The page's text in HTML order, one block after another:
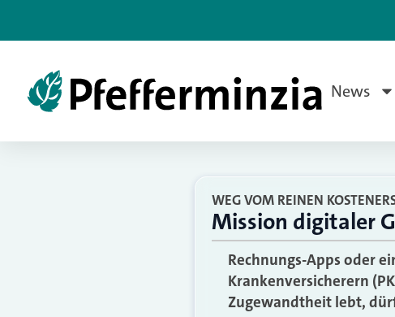
News
WEG VOM REINEN
Mission digitaler
Rechnungs-Apps oder
Krankenversicherern
Zugewandtheit lebt,